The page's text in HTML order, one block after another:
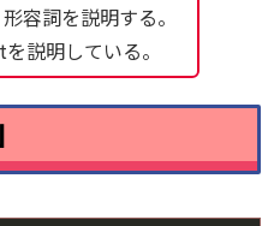
容詞を説明する。
説明している。